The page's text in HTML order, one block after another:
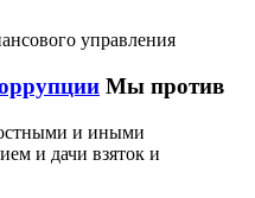
управления
Мы против
и иными
и дачи взяток и